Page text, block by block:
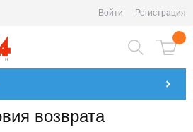
Войти Регистрация
возврата